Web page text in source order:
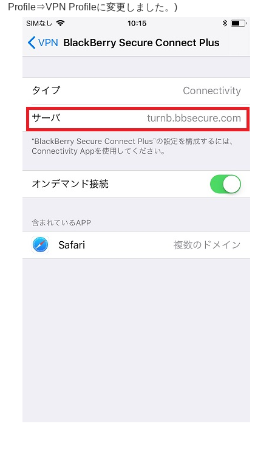
Profile⇒VPN Profileに変更しました。)